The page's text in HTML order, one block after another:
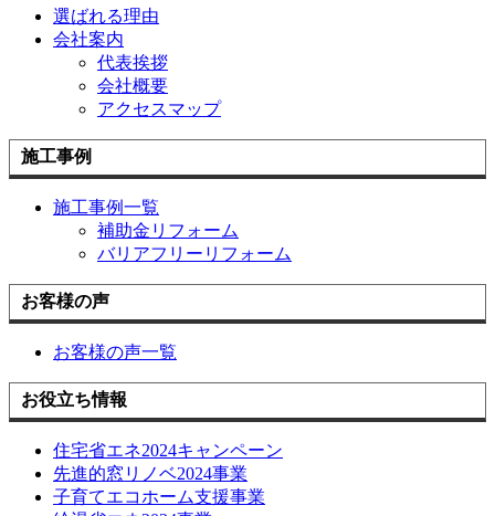
選ばれる理由
会社案内
代表挨拶
会社概要
アクセスマップ
施工事例
施工事例一覧
補助金リフォーム
バリアフリーリフォーム
お客様の声
お客様の声一覧
お役立ち情報
住宅省エネ2024キャンペーン
先進的窓リノベ2024事業
子育てエコホーム支援事業